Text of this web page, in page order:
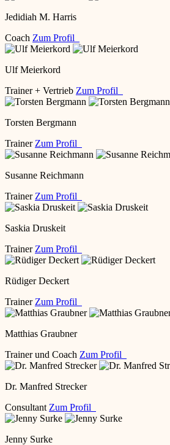
Jedidiah M. Harris
Coach Zum Profil
Ulf Meierkord
Trainer + Vertrieb Zum Profil
Torsten Bergmann
Trainer Zum Profil
Susanne Reichmann
Trainer Zum Profil
Saskia Druskeit
Trainer Zum Profil
Rüdiger Deckert
Trainer Zum Profil
Matthias Graubner
Trainer und Coach Zum Profil
Dr. Manfred Strecker
Consultant Zum Profil
Jenny Surke